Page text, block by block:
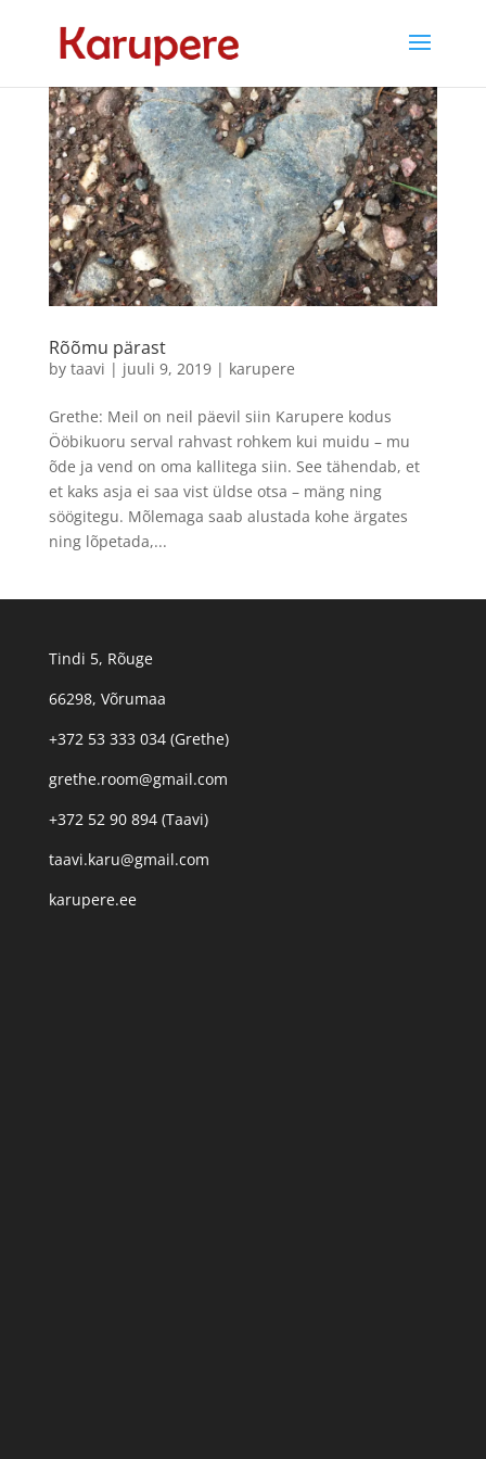
Rõõmu pärast
by taavi | juuli 9, 2019| karupere
Grethe: Meil on neil päevil siin Karupere kodus
Ööbikuoru serval rahvast rohkem kui muidu – mu
õde ja vend on oma kallitega siin. See tähendab, et
et kaks asja ei saa vist üldse otsa – mäng ning
söögitegu. Mõlemaga saab alustada kohe ärgates
ning lõpetada,...
Tindi 5, Rõuge
66298, Võrumaa
+372 53 333 034 (Grethe)
grethe.room@gmail.com
+372 52 90 894 (Taavi)
taavi.karu@gmail.com
karupere.ee